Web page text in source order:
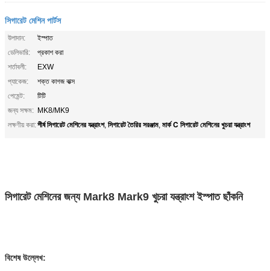
সিগারেট মেশিন পার্টস
উপাদান:
ইস্পাত
ডেলিভারি:
প্রকাশ করা
শর্তাবলী:
EXW
প্যাকেজ:
শক্ত কাগজ বাক্স
পেমেন্ট:
টিটি
জন্য সক্ষম: MK8/MK9
লক্ষণীয় করা:শীর্ষ সিগারেট মেশিনের যন্ত্রাংশ, সিগারেট তৈরির সরঞ্জাম, মার্ক C সিগারেট মেশিনের খুচরা যন্ত্রাংশ
সিগারেট মেশিনের জন্য Mark8 Mark9 খুচরা যন্ত্রাংশ ইস্পাত ছাঁকনি
বিশেষ উল্লেখ: